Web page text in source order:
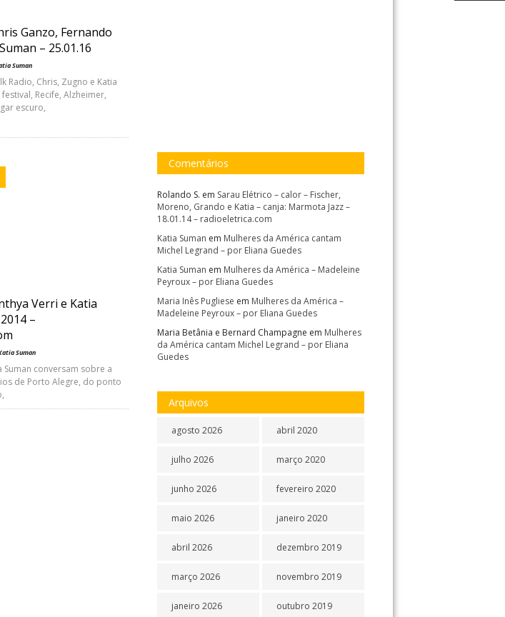
Ganzo, Fernando
– 25.01.16
Suman
Radio, Chris, Zugno e Katia
Recife, Alzheimer,
escuro,
Verri e Katia
–
Suman
Suman conversam sobre a
de Porto Alegre, do ponto
Comentários
Rolando S. em Sarau Elétrico – calor – Fischer,
Moreno, Grando e Katia – canja: Marmota Jazz –
18.01.14 – radioeletrica.com
Katia Suman em Mulheres da América cantam
Michel Legrand – por Eliana Guedes
Katia Suman em Mulheres da América – Madeleine
Peyroux – por Eliana Guedes
Maria Inês Pugliese em Mulheres da América –
Madeleine Peyroux – por Eliana Guedes
Maria Betânia e Bernard Champagne em Mulheres
da América cantam Michel Legrand – por Eliana
Guedes
Arquivos
agosto 2026
julho 2026
junho 2026
maio 2026
abril 2026
março 2026
janeiro 2026
abril 2020
março 2020
fevereiro 2020
janeiro 2020
dezembro 2019
novembro 2019
outubro 2019